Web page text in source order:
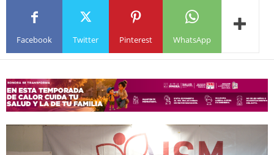
Facebook Twitter Pinterest WhatsApp